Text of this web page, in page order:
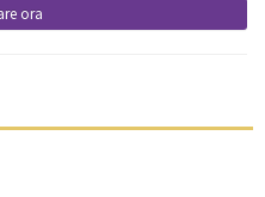
ora